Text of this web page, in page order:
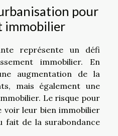
pour
immobilier
représente un défi
immobilier. En
augmentation de la
mais également une
Le risque pour
voir leur bien immobilier
fait de la surabondance